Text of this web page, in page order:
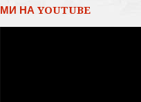
МИ НА YOUTUBE